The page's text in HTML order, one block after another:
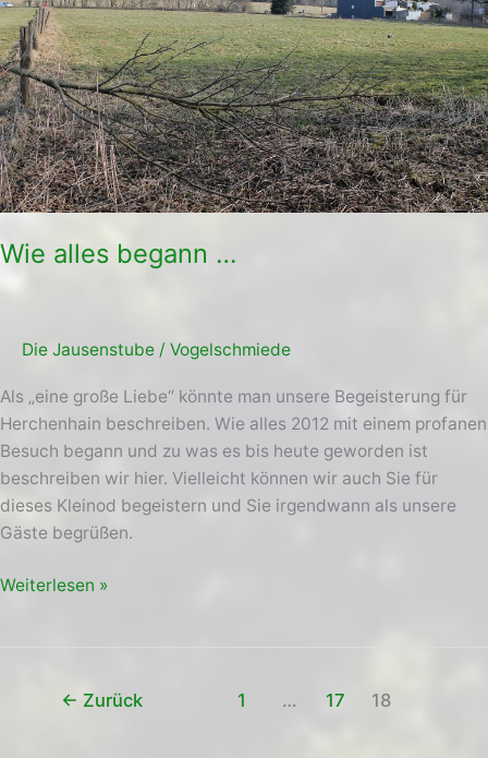
Wie alles begann …
Die Jausenstube / Vogelschmiede
Als „eine große Liebe“ könnte man unsere Begeisterung für
Herchenhain beschreiben. Wie alles 2012 mit einem profanen
Besuch begann und zu was es bis heute geworden ist
beschreiben wir hier. Vielleicht können wir auch Sie für
dieses Kleinod begeistern und Sie irgendwann als unsere
Gäste begrüßen.
Weiterlesen »
← Zurück 1 … 17 18